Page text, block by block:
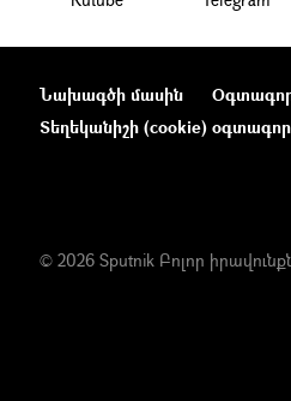
Նախագծի մասին
Տեղեկանիշի (cookie)
© 2026 Sputnik Բոլոր